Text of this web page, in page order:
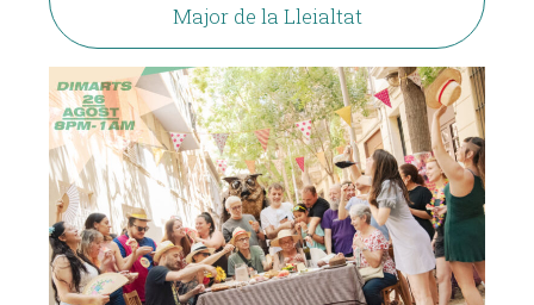
Major de la Lleialtat